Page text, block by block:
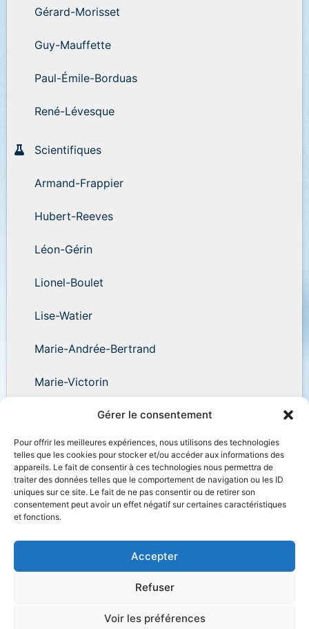
Gérer le consentement
Pour offrir les meilleures expériences, nous utilisons des technologies
telles que les cookies pour stocker et/ou accéder aux informations des
appareils. Le fait de consentir à ces technologies nous permettra de
traiter des données telles que le comportement de navigation ou les ID
uniques sur ce site. Le fait de ne pas consentir ou de retirer son
consentement peut avoir un effet négatif sur certaines caractéristiques
et fonctions.
Accepter
Refuser
Voir les préférences
Gérard-Morisset
Guy-Mauffette
Paul-Émile-Borduas
René-Lévesque
Scientifiques
Armand-Frappier
Hubert-Reeves
Léon-Gérin
Lionel-Boulet
Lise-Watier
Marie-Andrée-Bertrand
Marie-Victorin
Wilder-Penfield
Accessibilité Plan du site Salle de presse
Nous joindre